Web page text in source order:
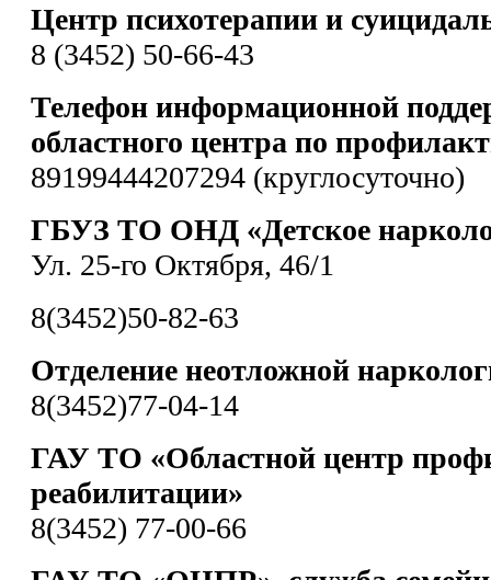
Центр психотерапии и
8 (3452) 50-66-43
Телефон информационной
областного центра по
89199444207294 (круглосуточно)
ГБУЗ ТО ОНД «Детское
Ул. 25-го Октября, 46/1
8(3452)50-82-63
Отделение неотложной
8(3452)77-04-14
ГАУ ТО «Областной центр
реабилитации»
8(3452) 77-00-66